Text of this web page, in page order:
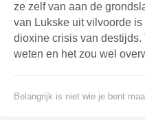
ze zelf van aan de
van Lukske uit vilvoorde
dioxine crisis van
weten en het zou wel
Belangrijk is niet wie je bent